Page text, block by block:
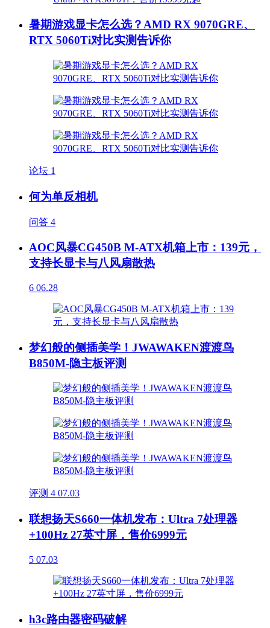
暑期游戏显卡怎么选？AMD RX 9070GRE、
RTX 5060Ti对比实测告诉你
论坛 1
何为单反相机
问答 4
AOC风暴CG450B M-ATX机箱上市：139元，
支持长显卡与八风扇散热
6 06.28
梦幻般的侧插美学！JWAWAKEN渡渡鸟
B850M-隐主板评测
评测 4 07.03
联想扬天S660一体机发布：Ultra 7处理器
+100Hz 27英寸屏，售价6999元
5 07.03
h3c路由器密码破解